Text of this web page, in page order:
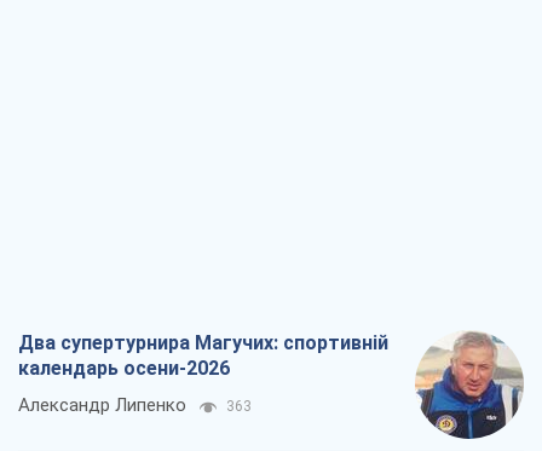
Два супертурнира Магучих: спортивній
календарь осени-2026
Александр Липенко 363